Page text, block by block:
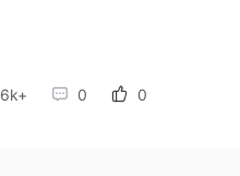
0 0